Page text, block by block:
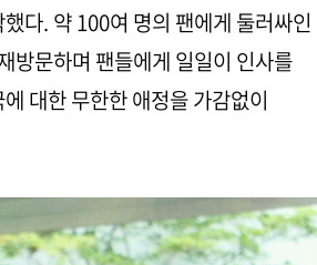
다. 약 100여 명의 팬에게 둘러싸인
방문하며 팬들에게 일일이 인사를
대한 무한한 애정을 가감없이